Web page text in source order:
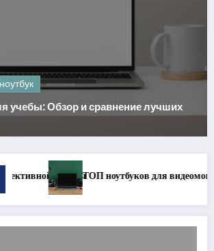
учебы: Обзор и сравнение лучших
ноутбуков для видеомонтажа